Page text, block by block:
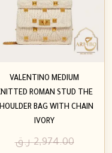
VALENTINO MEDIUM
ROMAN STUD THE
BAG WITH CHAIN
IVORY
2,974.00 ر.ق